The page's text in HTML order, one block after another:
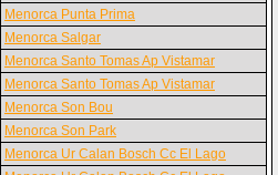
Menorca Punta Prima
Menorca Salgar
Menorca Santo Tomas Ap Vistamar
Menorca Santo Tomas Ap Vistamar
Menorca Son Bou
Menorca Son Park
Menorca Ur Calan Bosch Cc El Lago